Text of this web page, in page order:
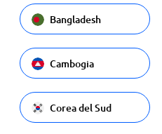
Bangladesh
Cambogia
Corea del Sud